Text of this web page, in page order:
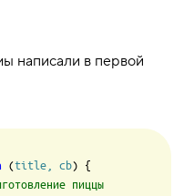
написали в первой
(title, cb) {
пиццы